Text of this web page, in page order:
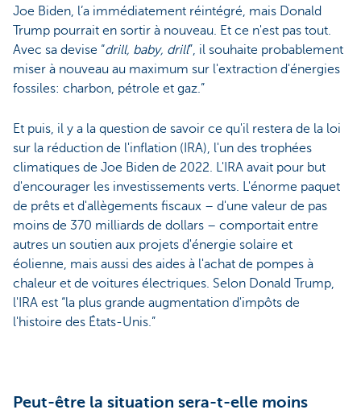
Joe Biden, l’a immédiatement réintégré, mais Donald
Trump pourrait en sortir à nouveau. Et ce n'est pas tout.
Avec sa devise “drill, baby, drill”, il souhaite probablement
miser à nouveau au maximum sur l'extraction d'énergies
fossiles: charbon, pétrole et gaz.”
Et puis, il y a la question de savoir ce qu'il restera de la loi
sur la réduction de l'inflation (IRA), l'un des trophées
climatiques de Joe Biden de 2022. L'IRA avait pour but
d'encourager les investissements verts. L'énorme paquet
de prêts et d'allègements fiscaux – d'une valeur de pas
moins de 370 milliards de dollars – comportait entre
autres un soutien aux projets d'énergie solaire et
éolienne, mais aussi des aides à l'achat de pompes à
chaleur et de voitures électriques. Selon Donald Trump,
l'IRA est “la plus grande augmentation d'impôts de
l'histoire des États-Unis.”
Peut-être la situation sera-t-elle moins